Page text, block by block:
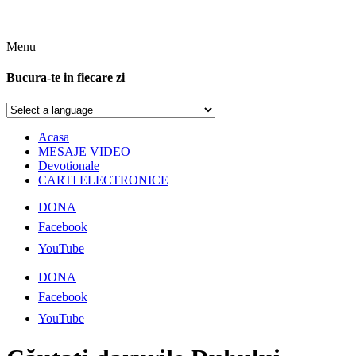
Menu
Bucura-te in fiecare zi
Acasa
MESAJE VIDEO
Devotionale
CARTI ELECTRONICE
DONA
Facebook
YouTube
DONA
Facebook
YouTube